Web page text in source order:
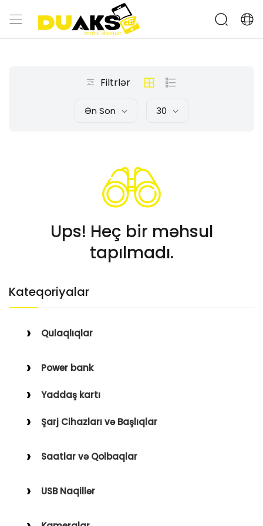
Kateqoriyalar
Qulaqlıqlar
Qulaqüstü
Power bank
Yaddaş kartı
Şarj Cihazları və Başlıqlar
Saatlar və Qolbaqlar
Saat Qolbaqları
USB Naqillər
Filtrlər
Ən Son 30
Ups! Heç bir məhsul
tapılmadı.